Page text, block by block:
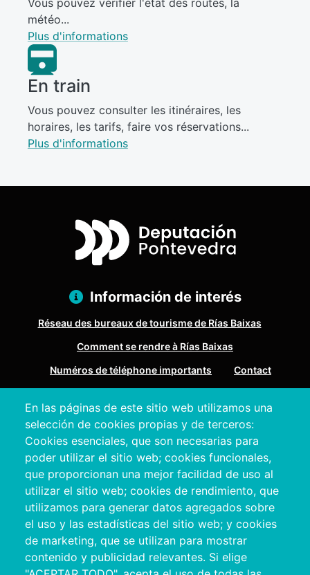
Vous pouvez vérifier l'état des routes, la
météo...
Plus d'informations
En train
Vous pouvez consulter les itinéraires, les
horaires, les tarifs, faire vos réservations...
Plus d'informations
En las páginas de este sitio web utilizamos una
selección de cookies propias y de terceros:
Cookies esenciales, que son necesarias para
poder utilizar el sitio web; cookies funcionales,
que proporcionan una mejor facilidad de uso al
utilizar el sitio web; cookies de rendimiento, que
utilizamos para generar datos agregados sobre
el uso y las estadísticas del sitio web; y cookies
de marketing, que se utilizan para mostrar
contenido y publicidad relevantes. Si elige
Información de interés
Réseau des bureaux de tourisme de Rías Baixas
Comment se rendre à Rías Baixas
Numéros de téléphone importants
Contact
Pazo Deputación Provincial. Avda. Montero Ríos, s/n - 36071
Pontevedra
+34 986 804 100 | +34 986 804 124